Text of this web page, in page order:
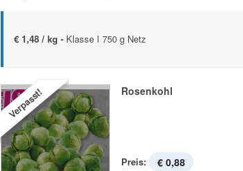
€ 1,48 / kg - Klasse I 750 g Netz
Verpasst! Rosenkohl
Preis: € 0,88